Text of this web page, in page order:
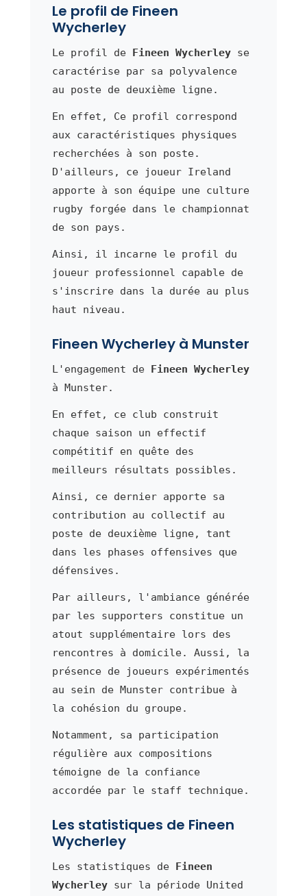
Le profil de Fineen
Wycherley
Le profil de Fineen Wycherleyse
caractérise par sa polyvalence
au poste de deuxième ligne.
En effet, Ce profil correspond
aux caractéristiques physiques
recherchées à son poste.
D'ailleurs, ce joueur Ireland
apporte à son équipe une culture
rugby forgée dans le championnat
de son pays.
Ainsi, il incarne le profil du
joueur professionnel capable de
s'inscrire dans la durée au plus
haut niveau.
Fineen Wycherley à Munster
L'engagement de Fineen Wycherley
à Munster.
En effet, ce club construit
chaque saison un effectif
compétitif en quête des
meilleurs résultats possibles.
Ainsi, ce dernier apporte sa
contribution au collectif au
poste de deuxième ligne, tant
dans les phases offensives que
défensives.
Par ailleurs, l'ambiance générée
par les supporters constitue un
atout supplémentaire lors des
rencontres à domicile. Aussi, la
présence de joueurs expérimentés
au sein de Munster contribue à
la cohésion du groupe.
Notamment, sa participation
régulière aux compositions
témoigne de la confiance
accordée par le staff technique.
Les statistiques de Fineen
Wycherley
Les statistiques de Fineen
Wycherleysur la période United